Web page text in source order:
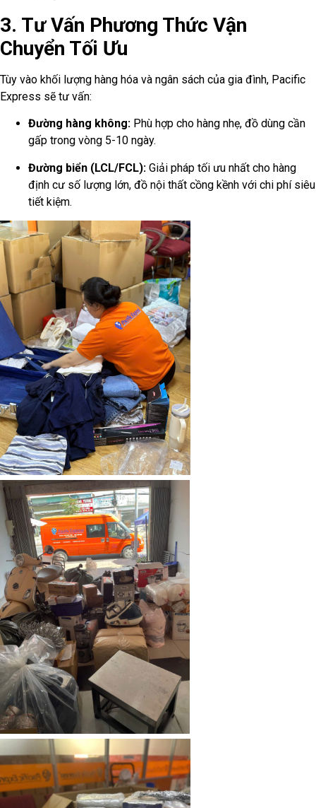
3. Tư Vấn Phương Thức Vận
Chuyển Tối Ưu
Tùy vào khối lượng hàng hóa và ngân sách của gia đình, Pacific
Express sẽ tư vấn:
Đường hàng không: Phù hợp cho hàng nhẹ, đồ dùng cần
gấp trong vòng 5-10 ngày.
Đường biển (LCL/FCL): Giải pháp tối ưu nhất cho hàng
định cư số lượng lớn, đồ nội thất cồng kềnh với chi phí siêu
tiết kiệm.